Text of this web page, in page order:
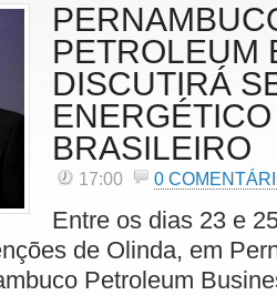
PETROLEUM
DISCUTIRÁ
ENERGÉTICO
BRASILEIRO
17:00 0
Entre os dias 23 e
de Olinda, em
Petroleum